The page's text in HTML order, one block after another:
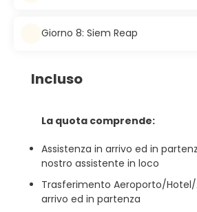
Giorno 8: Siem Reap
Incluso
La quota comprende:
Assistenza in arrivo ed in
nostro assistente in loco
Trasferimento Aeroporto/
arrivo ed in partenza